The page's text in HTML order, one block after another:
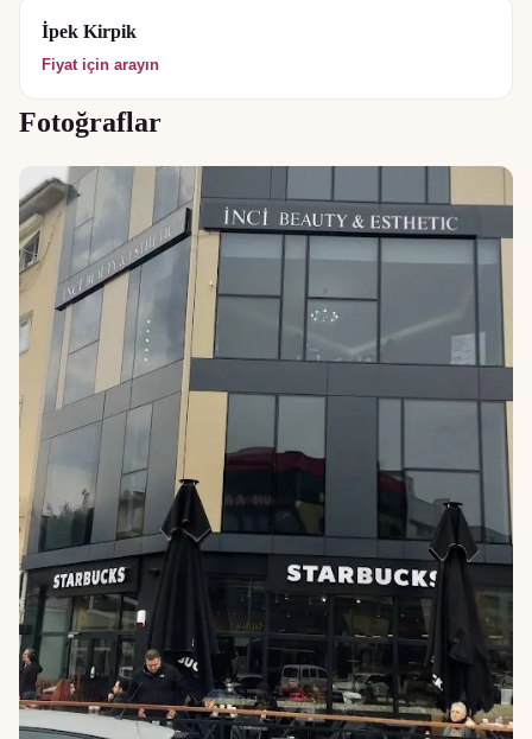
İpek Kirpik
Fiyat için arayın
Fotoğraflar